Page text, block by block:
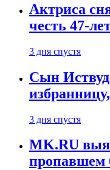
Актриса
честь 47-
3 дня спустя
Сын
3 дня спустя
MK.RU
пропавшем